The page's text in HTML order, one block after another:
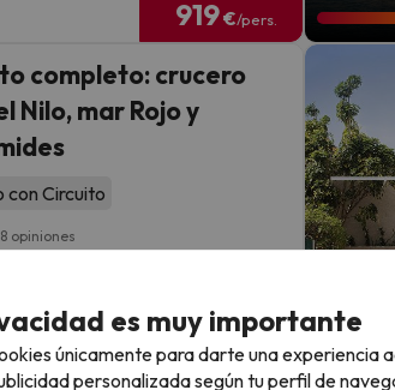
919€/pers.
completo: crucero
Nilo, mar Rojo y
con Circuito
opiniones
es muy importante
únicamente para darte una experiencia
personalizada según tu perfil de